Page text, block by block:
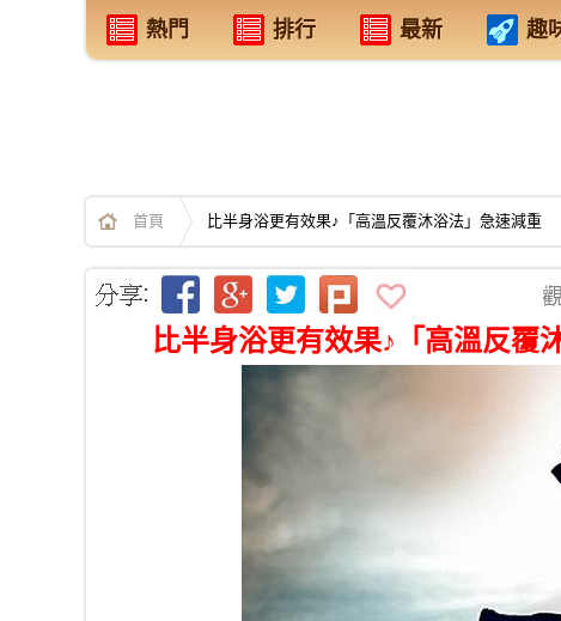
熱門 排行 最新 趣
首頁 比半身浴更有效果♪「高溫反覆沐浴法」急速減重
比半身浴更有效果♪「高溫反覆